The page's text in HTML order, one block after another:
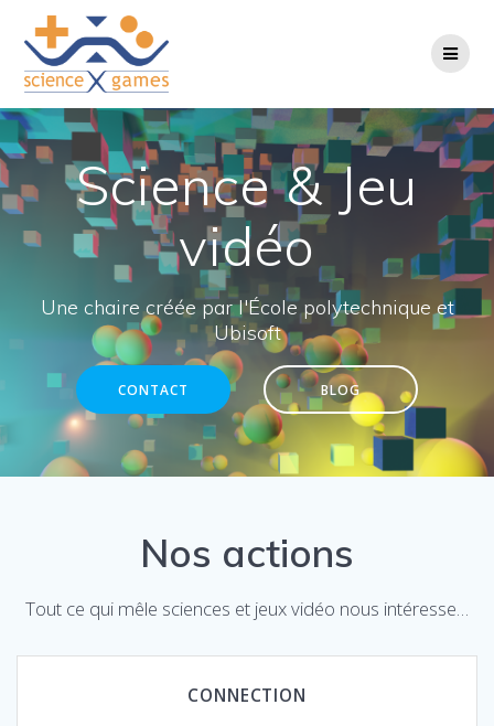
Science & Jeu
vidéo
Une chaire créée par l'École polytechnique et
Ubisoft
CONTACT BLOG
Nos actions
Tout ce qui mêle sciences et jeux vidéo nous intéresse…
CONNECTION